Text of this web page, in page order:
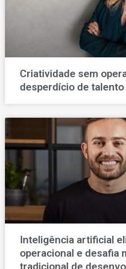
Criatividade sem
desperdício de talento
Inteligência artificial
operacional e desafia